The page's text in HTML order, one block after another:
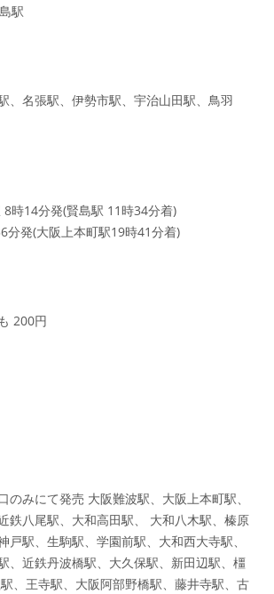
駅
、名張駅、伊勢市駅、宇治山田駅、鳥羽
時14分発(賢島駅 11時34分着)
分発(大阪上本町駅19時41分着)
200円
のみにて発売 大阪難波駅、大阪上本町駅、
鉄八尾駅、大和高田駅、 大和八木駅、榛原
戸駅、生駒駅、学園前駅、大和西大寺駅、
、近鉄丹波橋駅、大久保駅、新田辺駅、橿
、王寺駅、大阪阿部野橋駅、藤井寺駅、古